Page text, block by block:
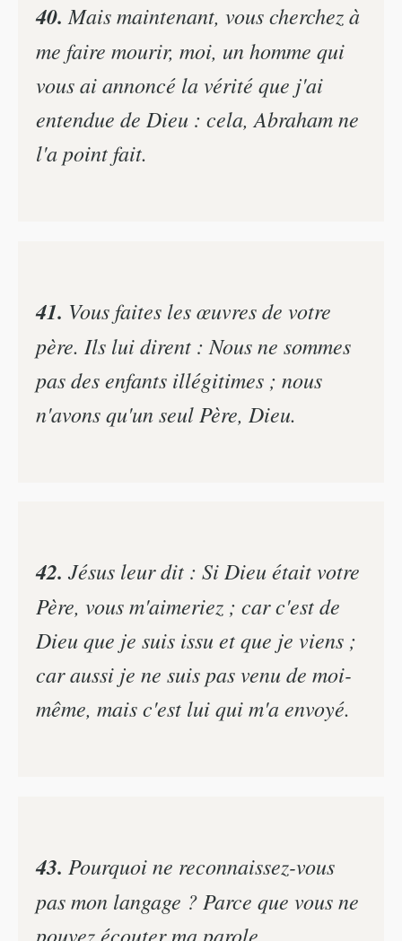
40. Mais maintenant, vous cherchez à
me faire mourir, moi, un homme qui
vous ai annoncé la vérité que j'ai
entendue de Dieu : cela, Abraham ne
l'a point fait.
41. Vous faites les œuvres de votre
père. Ils lui dirent : Nous ne sommes
pas des enfants illégitimes ; nous
n'avons qu'un seul Père, Dieu.
42. Jésus leur dit : Si Dieu était votre
Père, vous m'aimeriez ; car c'est de
Dieu que je suis issu et que je viens ;
car aussi je ne suis pas venu de moi-
même, mais c'est lui qui m'a envoyé.
43. Pourquoi ne reconnaissez-vous
pas mon langage ? Parce que vous ne
pouvez écouter ma parole.